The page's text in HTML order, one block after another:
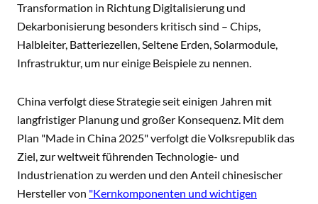
Transformation in Richtung Digitalisierung und
Dekarbonisierung besonders kritisch sind – Chips,
Halbleiter, Batteriezellen, Seltene Erden, Solarmodule,
Infrastruktur, um nur einige Beispiele zu nennen.
China verfolgt diese Strategie seit einigen Jahren mit
langfristiger Planung und großer Konsequenz. Mit dem
Plan "Made in China 2025" verfolgt die Volksrepublik das
Ziel, zur weltweit führenden Technologie- und
Industrienation zu werden und den Anteil chinesischer
Hersteller von "Kernkomponenten und wichtigen